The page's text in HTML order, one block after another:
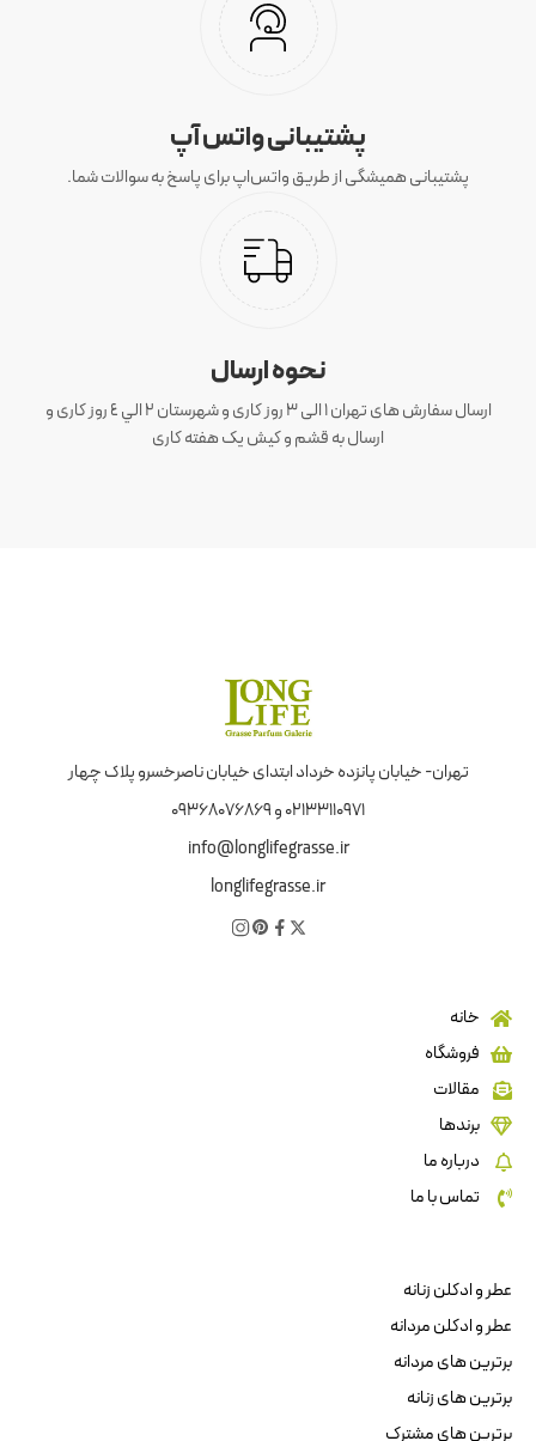
پشتیبانی واتس آپ
پشتیبانی همیشگی از طریق واتس‌اپ برای پاسخ به سوالات شما.
نحوه ارسال
ارسال سفارش های تهران 1 الی 3 روز کاری و شهرستان ٢ الي ٤ روز کاری و
ارسال به قشم و کیش یک هفته کاری
تهران- خیابان پانزده خرداد ابتدای خیابان ناصرخسرو پلاک چهار
02133110971 و 09368076869
info@longlifegrasse.ir
longlifegrasse.ir
خانه
فروشگاه
مقالات
برندها
درباره ما
تماس با ما
عطر و ادکلن زنانه
عطر و ادکلن مردانه
برترین های مردانه
برترین های زنانه
برترین های مشترک